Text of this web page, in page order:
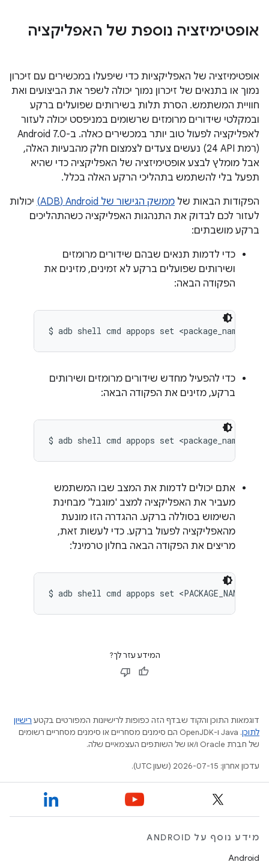
אופטימיזציה נוספת של האפליקציה
אופטימיזציה של האפליקציות כדי שיפעלו במכשירים עם זיכרון
נמוך או בתנאים של זיכרון נמוך יכולה לשפר את הביצועים ואת
חוויית המשתמש. הסרת תלות בשירותים שפועלים ברקע
ובמקלטי שידורים מרומזים שרשומים במניפסט יכולה לעזור
לאפליקציה לפעול טוב יותר במכשירים כאלה. ב-Android 7.0
(רמת API‏ 24) נעשים צעדים לצמצום חלק מהבעיות האלה,
אבל מומלץ לבצע אופטימיזציה של האפליקציה כדי שהיא
תפעל בלי להשתמש בתהליכי הרקע האלה בכלל.
הפקודות הבאות של ממשק הגישור של Android‏ (ADB)
יכולות
לעזור לכם לבדוק את התנהגות האפליקציה כשהתהליכים
ברקע מושבתים:
כדי לדמות תנאים שבהם שידורים מרומזים
ושירותים שפועלים ברקע לא זמינים, מזינים את
הפקודה הבאה:
$ adb shell cmd appops set <package_name>
כדי להפעיל מחדש שידורים מרומזים ושירותים
ברקע, מזינים את הפקודה הבאה:
$ adb shell cmd appops set <package_name>
אתם יכולים לדמות את המצב שבו המשתמש
מעביר את האפליקציה למצב 'מוגבל' מבחינת
השימוש בסוללה ברקע. ההגדרה הזו מונעת
מהאפליקציה לפעול ברקע. כדי לעשות זאת,
מריצים את הפקודה הבאה בחלון טרמינל:
$ adb shell cmd appops set <PACKAGE_NAME>
המידע עזר לך?
דוגמאות התוכן והקוד שבדף הזה כפופות לרישיונות המפורטים בקטע רישיון
לתוכן
.‏ Java ו-OpenJDK הם סימנים מסחריים או סימנים מסחריים רשומים
של חברת Oracle ו/או של השותפים העצמאיים שלה.
עדכון אחרון: 2026-07-15 (שעון UTC).
מידע נוסף על ANDROID
Android